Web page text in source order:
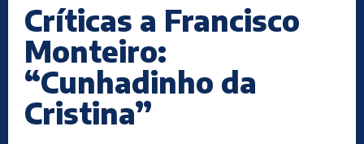
Críticas a Francisco
Monteiro:
“Cunhadinho da
Cristina”